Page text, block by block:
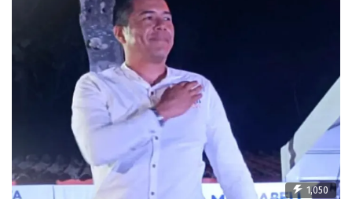
1,050